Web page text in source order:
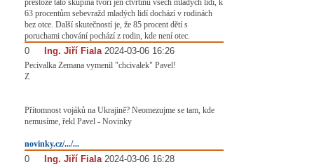
63 procentům sebevražd mladých lidí dochází v rodinách
bez otce. Další skutečností je, že 85 procent dětí s
poruchami chování pochází z rodin, kde není otec.
0 Ing. Jiří Fiala 2024-03-06 16:26
Pecivalka Zemana vymenil "chcivalek" Pavel!
Z
Přítomnost vojáků na Ukrajině? Neomezujme se tam, kde
nemusíme, řekl Pavel - Novinky
novinky.cz/.../...
0 Ing. Jiří Fiala 2024-03-06 16:28